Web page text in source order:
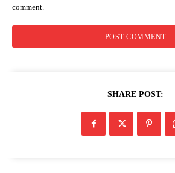
comment.
SHARE POST: